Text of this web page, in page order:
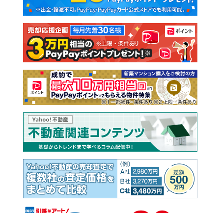
新築一戸建て 中古一戸建て
注文住宅 土地
売却査定